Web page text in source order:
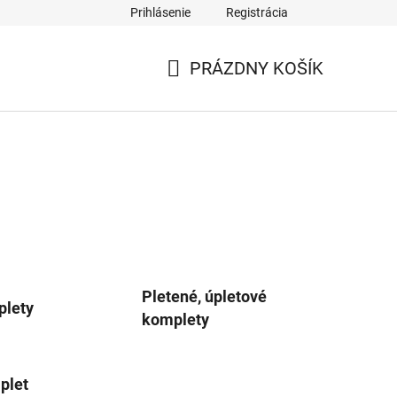
Prihlásenie Registrácia
PRÁZDNY KOŠÍK
Pletené, úpletové
komplety